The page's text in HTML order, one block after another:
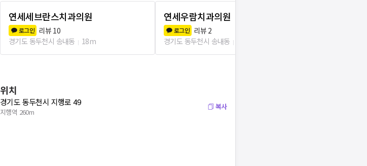
연세세브란스치과의원
로그인 리뷰 10
경기도 동두천시 송내동
18m
연세우람치과의원
로그인 리뷰 2
경기도 동두천시 송내동
위치
경기도 동두천시 지행로 49
지행역 260m
복사